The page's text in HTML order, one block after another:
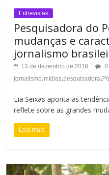
Entrevistas
Pesquisadora do
mudanças e
jornalismo
13 de dezembro de 2016
0
jornalismo.mídias.pesquisadora.
Lia Seixas aponta as
reflete sobre as grandes
Leia mais